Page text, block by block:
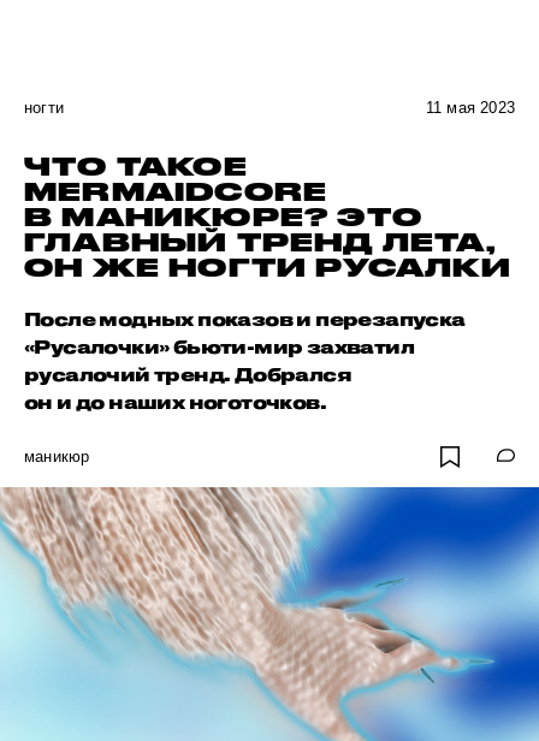
ногти 11 мая 2023
ЧТО ТАКОЕ
MERMAIDCORE
В МАНИКЮРЕ? ЭТО
ГЛАВНЫЙ ТРЕНД ЛЕТА,
ОН ЖЕ НОГТИ РУСАЛКИ
После модных показов и перезапуска
«Русалочки» бьюти-мир захватил
русалочий тренд. Добрался
он и до наших ноготочков.
маникюр